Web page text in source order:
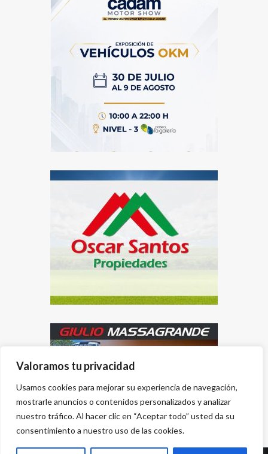
Valoramos tu privacidad
Usamos cookies para mejorar su experiencia de navegación,
mostrarle anuncios o contenidos personalizados y analizar
nuestro tráfico. Al hacer clic en “Aceptar todo” usted da su
consentimiento a nuestro uso de las cookies.